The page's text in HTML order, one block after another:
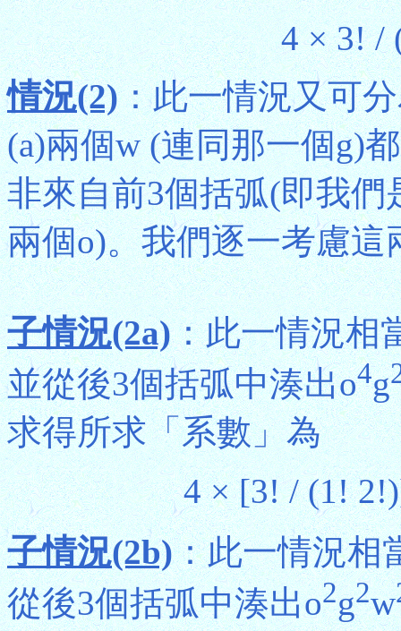
4 × 3! /
情況(2)：此一情況又可
(a)兩個w (連同那一個g)
非來自前3個括弧(即我
兩個o)。我們逐一考慮這
子情況(2a)：此一情況相
並從後3個括弧中湊出o4g
求得所求「系數」為
4 × [3! / (1!
子情況(2b)：此一情況相
從後3個括弧中湊出o2g2w